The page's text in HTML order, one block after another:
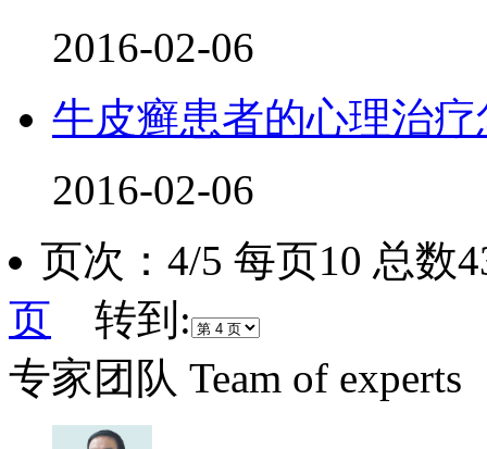
2016-02-06
牛皮癣患者的心理治
2016-02-06
页次：4/5 每页10 总
页 转到:
专家团队 Team of experts